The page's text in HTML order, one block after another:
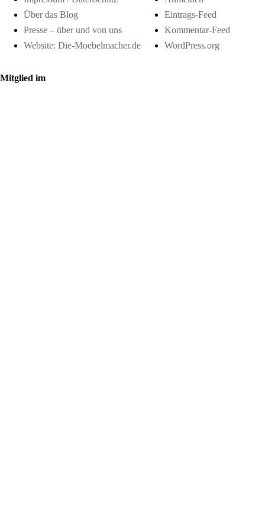
Über das Blog
Presse – über und von uns
Website: Die-Moebelmacher.de
Eintrags-Feed
Kommentar-Feed
WordPress.org
Mitglied im